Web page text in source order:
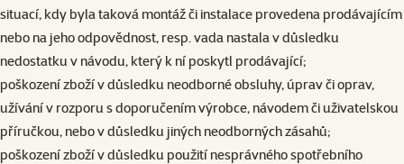
situací, kdy byla taková montáž či instalace provedena prodávajícím
nebo na jeho odpovědnost, resp. vada nastala v důsledku
nedostatku v návodu, který k ní poskytl prodávající;
poškození zboží v důsledku neodborné obsluhy, úprav či oprav,
užívání v rozporu s doporučením výrobce, návodem či uživatelskou
příručkou, nebo v důsledku jiných neodborných zásahů;
poškození zboží v důsledku použití nesprávného spotřebního